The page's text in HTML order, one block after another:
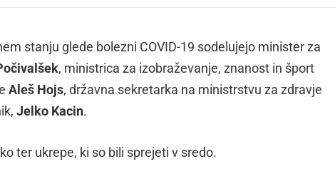
stanju glede bolezni COVID-19 sodelujejo minister za
, ministrica za izobraževanje, znanost in šport
Aleš Hojs, državna sekretarka na ministrstvu za zdravje
Jelko Kacin.
ter ukrepe, ki so bili sprejeti v sredo.